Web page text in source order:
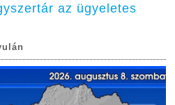
az ügyeletes